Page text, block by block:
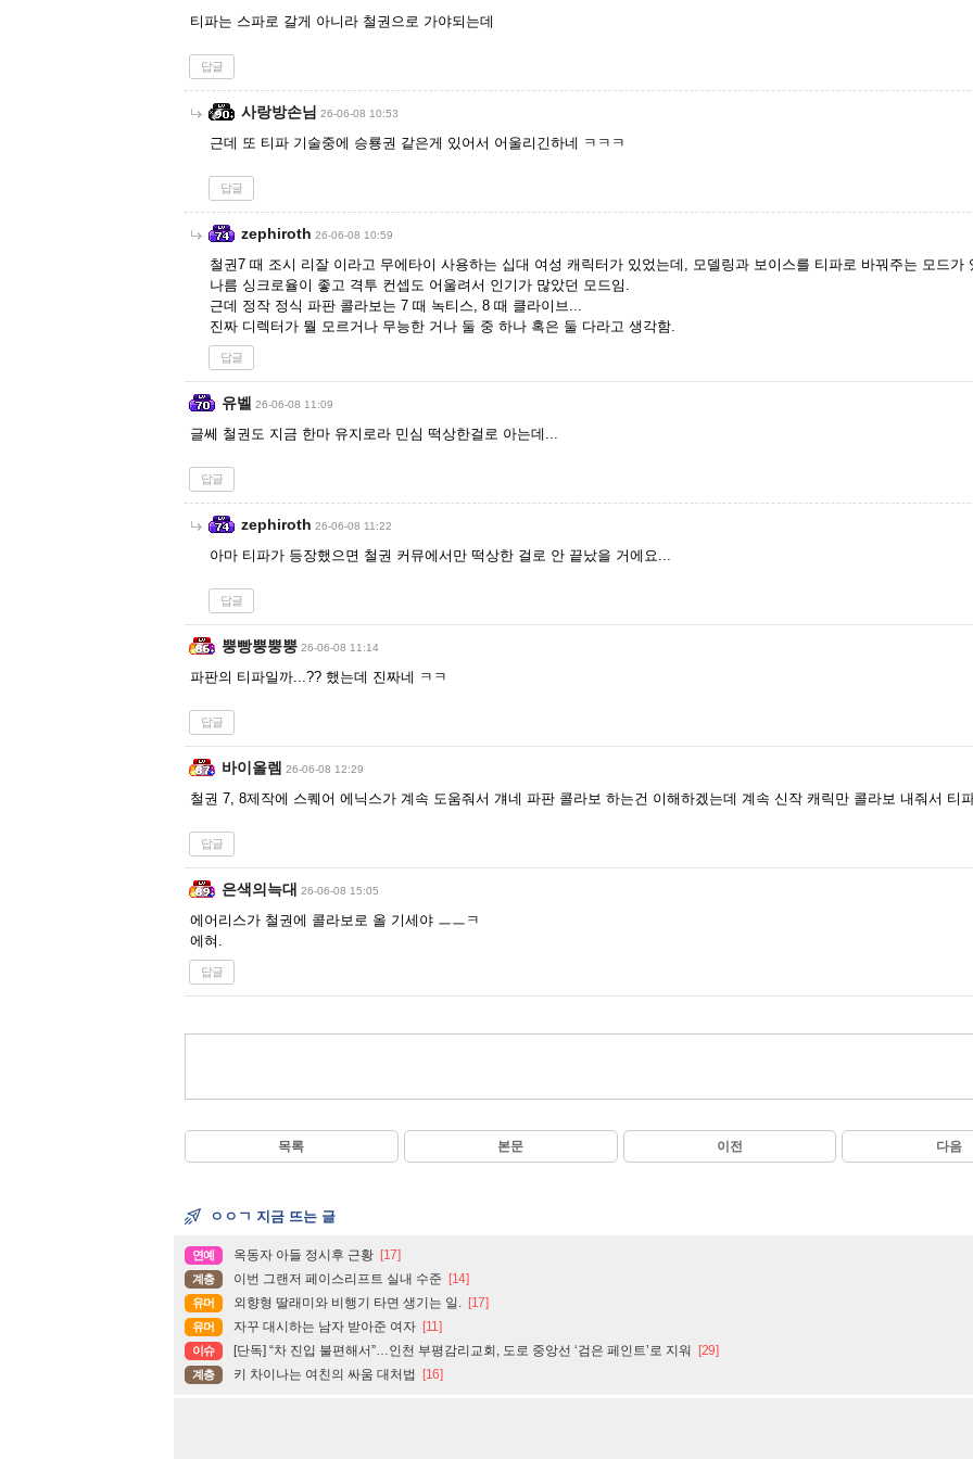
티파는 스파로 갈게 아니라 철권으로 가야되는데
답글
사랑방손님 26-06-08 10:53
근데 또 티파 기술중에 승룡권 같은게 있어서 어울리긴하네 ㅋㅋㅋ
답글
zephiroth 26-06-08 10:59
철권7 때 조시 리잘 이라고 무에타이 사용하는 십대 여성 캐릭터가 있었는데, 모델링과 보이스를 티파로 바꿔주는 모드가
나름 싱크로율이 좋고 격투 컨셉도 어울려서 인기가 많았던 모드임.
근데 정작 정식 파판 콜라보는 7 때 녹티스, 8 때 클라이브...
진짜 디렉터가 뭘 모르거나 무능한 거나 둘 중 하나 혹은 둘 다라고 생각함.
답글
유벨 26-06-08 11:09
글쎄 철권도 지금 한마 유지로라 민심 떡상한걸로 아는데...
답글
zephiroth 26-06-08 11:22
아마 티파가 등장했으면 철권 커뮤에서만 떡상한 걸로 안 끝났을 거에요...
답글
뿡빵뿡뿡뿡 26-06-08 11:14
파판의 티파일까...?? 했는데 진짜네 ㅋㅋ
답글
바이올렘 26-06-08 12:29
철권 7, 8제작에 스퀘어 에닉스가 계속 도움줘서 걔네 파판 콜라보 하는건 이해하겠는데 계속 신작 캐릭만 콜라보 내줘서 티
답글
은색의늑대 26-06-08 15:05
에어리스가 철권에 콜라보로 올 기세야 ㅡㅡㅋ
에혀.
답글
목록 본문 이전 다음
ㅇㅇㄱ 지금 뜨는 글
연예 옥동자 아들 정시후 근황 [17]
계층 이번 그랜저 페이스리프트 실내 수준 [14]
유머 외향형 딸래미와 비행기 타면 생기는 일. [17]
유머 자꾸 대시하는 남자 받아준 여자 [11]
이슈 [단독] “차 진입 불편해서”…인천 부평감리교회, 도로 중앙선 ‘검은 페인트’로 지워 [29]
계층 키 차이나는 여친의 싸움 대처법 [16]